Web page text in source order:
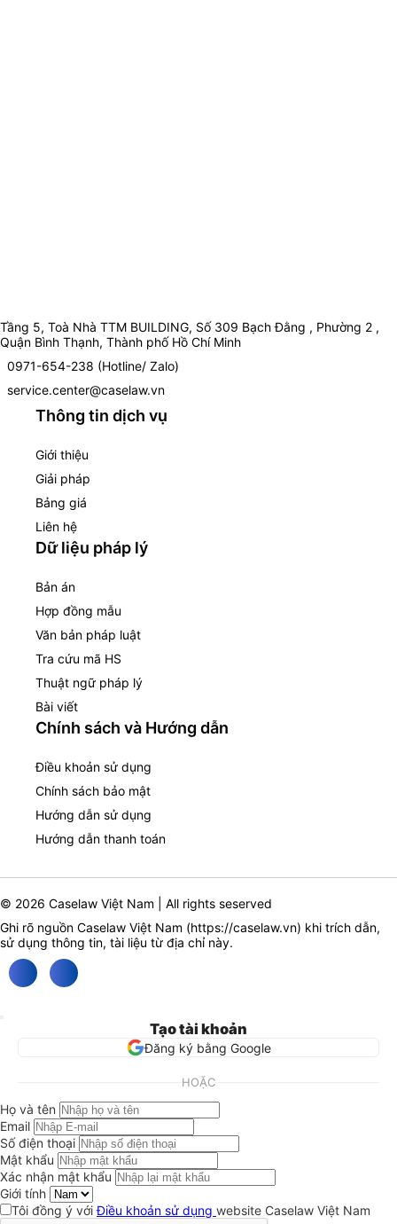
Tầng 5, Toà Nhà TTM BUILDING, Số 309 Bạch Đằng , Phường 2 ,
Quận Bình Thạnh, Thành phố Hồ Chí Minh
0971-654-238 (Hotline/ Zalo)
service.center@caselaw.vn
Thông tin dịch vụ
Giới thiệu
Giải pháp
Bảng giá
Liên hệ
Dữ liệu pháp lý
Bản án
Hợp đồng mẫu
Văn bản pháp luật
Tra cứu mã HS
Thuật ngữ pháp lý
Bài viết
Chính sách và Hướng dẫn
Điều khoản sử dụng
Chính sách bảo mật
Hướng dẫn sử dụng
Hướng dẫn thanh toán
© 2026 Caselaw Việt Nam | All rights seserved
Ghi rõ nguồn Caselaw Việt Nam (https://caselaw.vn) khi trích dẫn,
sử dụng thông tin, tài liệu từ địa chỉ này.
Tạo tài khoản
Đăng ký bằng Google
HOẶC
Họ và tên
Email
Số điện thoại
Mật khẩu
Xác nhận mật khẩu
Giới tính
Tôi đồng ý vớiĐiều khoản sử dụng website Caselaw Việt Nam